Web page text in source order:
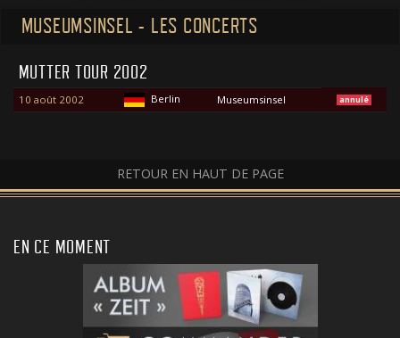
MUSEUMSINSEL - LES CONCERTS
MUTTER TOUR 2002
10 août 2002 Berlin Museumsinsel annulé
RETOUR EN HAUT DE PAGE
EN CE MOMENT